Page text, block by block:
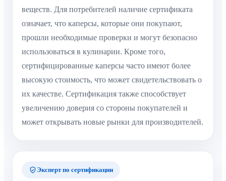
веществ. Для потребителей наличие сертификата
означает, что каперсы, которые они покупают,
прошли необходимые проверки и могут безопасно
использоваться в кулинарии. Кроме того,
сертифицированные каперсы часто имеют более
высокую стоимость, что может свидетельствовать о
их качестве. Сертификация также способствует
увеличению доверия со стороны покупателей и
может открывать новые рынки для производителей.
Эксперт по сертификации